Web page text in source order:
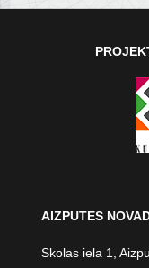
AIZPUTES
Skolas iela 1,